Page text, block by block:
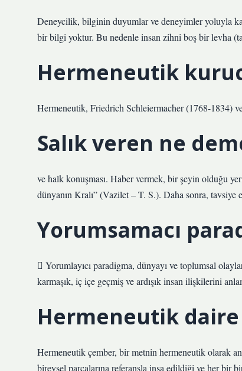
Deneycilik, bilginin duyumlar ve deneyimler yoluyla
bir bilgi yoktur. Bu nedenle insan zihni boş bir levha
Hermeneutik
Hermeneutik, Friedrich Schleiermacher (1768-1834)
Salık veren ne
ve halk konuşması. Haber vermek, bir şeyin olduğu
dünyanın Kralı” (Vazilet – T. S.). Daha sonra,
Yorumsamacı
 Yorumlayıcı paradigma, dünyayı ve toplumsal
karmaşık, iç içe geçmiş ve ardışık insan ilişkilerini
Hermeneutik
Hermeneutik çember, bir metnin hermeneutik olarak
bireysel parçalarına referansla inşa edildiği ve her bir